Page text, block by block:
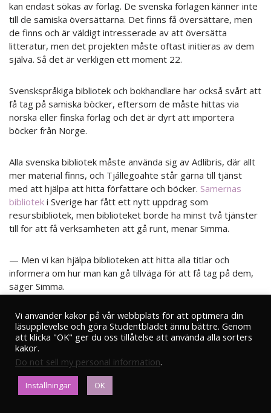
kan endast sökas av förlag. De svenska förlagen känner inte
till de samiska översättarna. Det finns få översättare, men
de finns och är väldigt intresserade av att översätta
litteratur, men det projekten måste oftast initieras av dem
själva. Så det är verkligen ett moment 22.
Svenskspråkiga bibliotek och bokhandlare har också svårt att
få tag på samiska böcker, eftersom de måste hittas via
norska eller finska förlag och det är dyrt att importera
böcker från Norge.
Alla svenska bibliotek måste använda sig av Adlibris, där allt
mer material finns, och Tjállegoahte står gärna till tjänst
med att hjälpa att hitta författare och böcker. Samernas
bibliotek i Sverige har fått ett nytt uppdrag som
resursbibliotek, men biblioteket borde ha minst två tjänster
till för att få verksamheten att gå runt, menar Simma.
— Men vi kan hjälpa biblioteken att hitta alla titlar och
informera om hur man kan gå tillväga för att få tag på dem,
säger Simma.
Bristande intresse
Problemen med infrastrukturen och finansieringen skvallrar
om någon form av attitydproblem. Duger inte samisk
litteratur åt svenskspråkiga förlag, läsare, finansierare,
bibliotek? Samisk litteratur duger åt 40 andra språkgrupper.
Vi använder kakor på vår webbplats för att optimera din
läsupplevelse och göra Studentbladet ännu bättre. Genom
att klicka "OK" ger du oss tillåtelse att använda alla sorters
kakor.
Do not sell my personal information.
Inställningar OK